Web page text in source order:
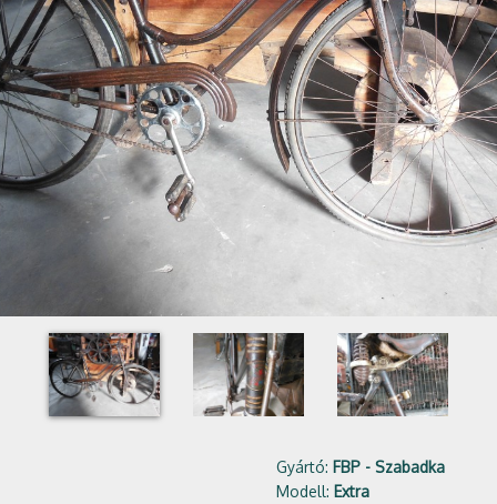
Gyártó: FBP - Szabadka
Modell: Extra